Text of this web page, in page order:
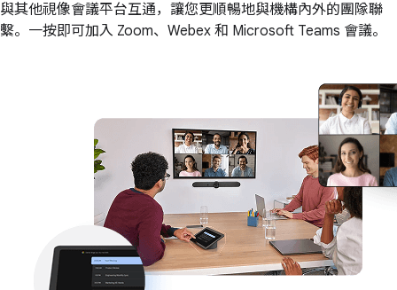
與其他視像會議平台互通，讓您更順暢地與機構內外的團隊聯
繫。一按即可加入 Zoom、Webex 和 Microsoft Teams 會議。